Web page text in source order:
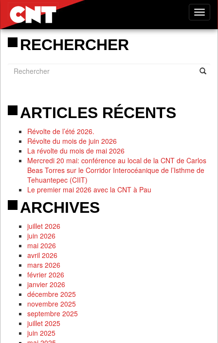
RECHERCHER
ARTICLES RÉCENTS
Révolte de l’été 2026.
Révolte du mois de juin 2026
La révolte du mois de mai 2026
Mercredi 20 mai: conférence au local de la CNT de Carlos
Beas Torres sur le Corridor Interocéanique de l’Isthme de
Tehuantepec (CIIT)
Le premier mai 2026 avec la CNT à Pau
ARCHIVES
juillet 2026
juin 2026
mai 2026
avril 2026
mars 2026
février 2026
janvier 2026
décembre 2025
novembre 2025
septembre 2025
juillet 2025
juin 2025